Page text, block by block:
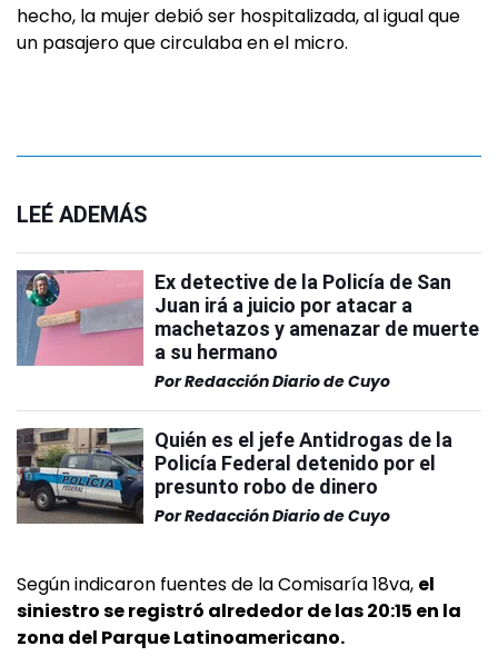
hecho, la mujer debió ser hospitalizada, al igual que
un pasajero que circulaba en el micro.
LEÉ ADEMÁS
Ex detective de la Policía de San
Juan irá a juicio por atacar a
machetazos y amenazar de muerte
a su hermano
PorRedacción Diario de Cuyo
Quién es el jefe Antidrogas de la
Policía Federal detenido por el
presunto robo de dinero
PorRedacción Diario de Cuyo
Según indicaron fuentes de la Comisaría 18va, el
siniestro se registró alrededor de las 20:15 en la
zona del Parque Latinoamericano.